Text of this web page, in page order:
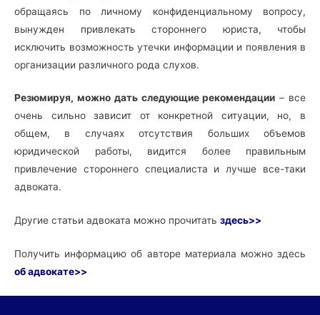
обращаясь по личному конфиденциальному вопросу,
вынужден привлекать стороннего юриста, чтобы
исключить возможность утечки информации и появления в
организации различного рода слухов.
Резюмируя, можно дать следующие рекомендации – все
очень сильно зависит от конкретной ситуации, но, в
общем, в случаях отсутствия больших объемов
юридической работы, видится более правильным
привлечение стороннего специалиста и лучше все-таки
адвоката.
Другие статьи адвоката можно прочитать здесь>>
Получить информацию об авторе материала можно здесь
об адвокате>>